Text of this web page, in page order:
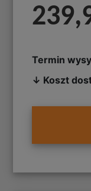
Termin
↓ Koszt